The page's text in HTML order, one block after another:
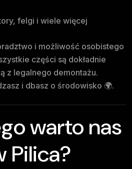
felgi i wiele więcej
i możliwość osobistego
części są dokładnie
z legalnego demontażu.
i dbasz o środowisko 🌍.
warto nas
Pilica?